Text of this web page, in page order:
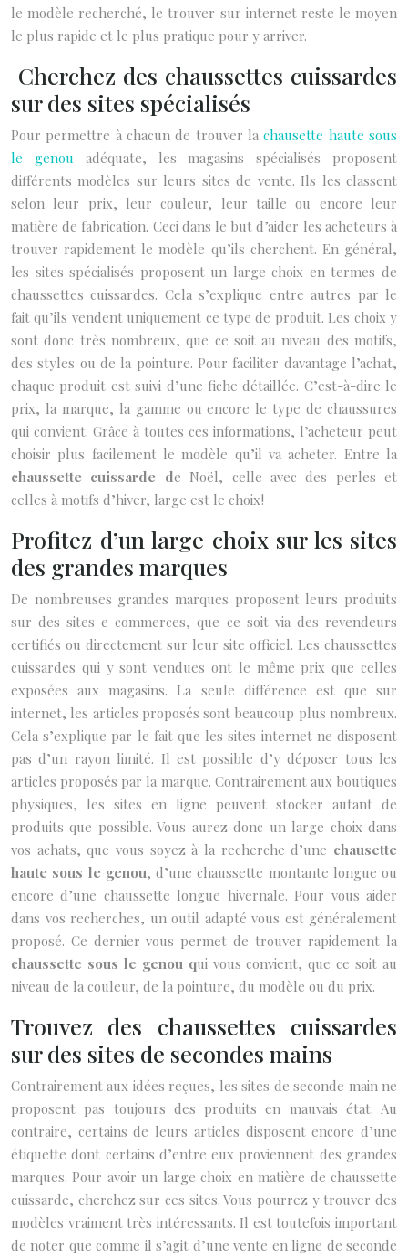
le modèle recherché, le trouver sur internet reste le moyen
le plus rapide et le plus pratique pour y arriver.
Cherchez des chaussettes cuissardes
sur des sites spécialisés
Pour permettre à chacun de trouver lachausette haute sous
le genou adéquate, les magasins spécialisés proposent
différents modèles sur leurs sites de vente. Ils les classent
selon leur prix, leur couleur, leur taille ou encore leur
matière de fabrication. Ceci dans le but d’aider les acheteurs à
trouver rapidement le modèle qu’ils cherchent. En général,
les sites spécialisés proposent un large choix en termes de
chaussettes cuissardes. Cela s’explique entre autres par le
fait qu’ils vendent uniquement ce type de produit. Les choix y
sont donc très nombreux, que ce soit au niveau des motifs,
des styles ou de la pointure. Pour faciliter davantage l’achat,
chaque produit est suivi d’une fiche détaillée. C’est-à-dire le
prix, la marque, la gamme ou encore le type de chaussures
qui convient. Grâce à toutes ces informations, l’acheteur peut
choisir plus facilement le modèle qu’il va acheter. Entre la
chaussette cuissarde de Noël, celle avec des perles et
celles à motifs d’hiver, large est le choix !
Profitez d’un large choix sur les sites
des grandes marques
De nombreuses grandes marques proposent leurs produits
sur des sites e-commerces, que ce soit via des revendeurs
certifiés ou directement sur leur site officiel. Les chaussettes
cuissardes qui y sont vendues ont le même prix que celles
exposées aux magasins. La seule différence est que sur
internet, les articles proposés sont beaucoup plus nombreux.
Cela s’explique par le fait que les sites internet ne disposent
pas d’un rayon limité. Il est possible d’y déposer tous les
articles proposés par la marque. Contrairement aux boutiques
physiques, les sites en ligne peuvent stocker autant de
produits que possible. Vous aurez donc un large choix dans
vos achats, que vous soyez à la recherche d’une chausette
haute sous le genou, d’une chaussette montante longue ou
encore d’une chaussette longue hivernale. Pour vous aider
dans vos recherches, un outil adapté vous est généralement
proposé. Ce dernier vous permet de trouver rapidement la
chaussette sous le genou qui vous convient, que ce soit au
niveau de la couleur, de la pointure, du modèle ou du prix.
Trouvez des chaussettes cuissardes
sur des sites de secondes mains
Contrairement aux idées reçues, les sites de seconde main ne
proposent pas toujours des produits en mauvais état. Au
contraire, certains de leurs articles disposent encore d’une
étiquette dont certains d’entre eux proviennent des grandes
marques. Pour avoir un large choix en matière de chaussette
cuissarde, cherchez sur ces sites. Vous pourrez y trouver des
modèles vraiment très intéressants. Il est toutefois important
de noter que comme il s’agit d’une vente en ligne de seconde